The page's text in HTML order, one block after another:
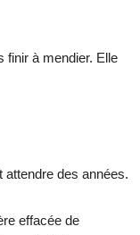
à mendier. Elle
des années.
effacée de